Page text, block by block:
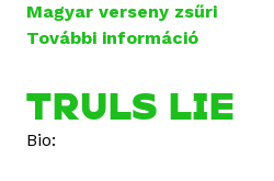
Magyar verseny zsűri
További információ
u
l
TRULS LIE
Bio: